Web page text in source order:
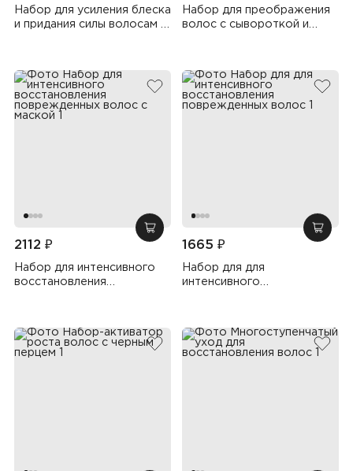
Набор для усиления блеска
и придания силы волосам с
Набор для преображения
волос с сывороткой и
добавить в избранное
добавить в корзину
2112 ₽
Набор для интенсивного
восстановления
1665 ₽
Набор для для
интенсивного
добавить в избранное